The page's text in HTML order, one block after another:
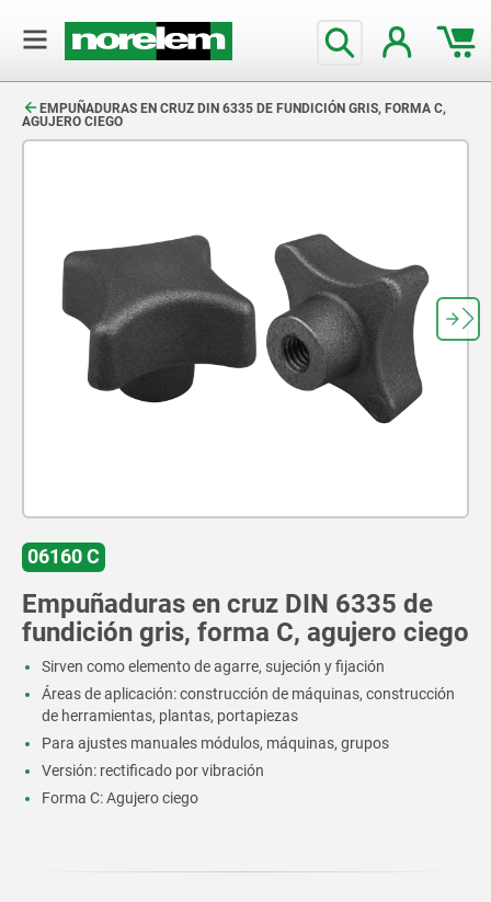
EMPUÑADURAS EN CRUZ DIN 6335 DE FUNDICIÓN GRIS, FORMA C,
AGUJERO CIEGO
06160 C
Empuñaduras en cruz DIN 6335 de
fundición gris, forma C, agujero ciego
Sirven como elemento de agarre, sujeción y fijación
Áreas de aplicación: construcción de máquinas, construcción
de herramientas, plantas, portapiezas
Para ajustes manuales módulos, máquinas, grupos
Versión: rectificado por vibración
Forma C: Agujero ciego